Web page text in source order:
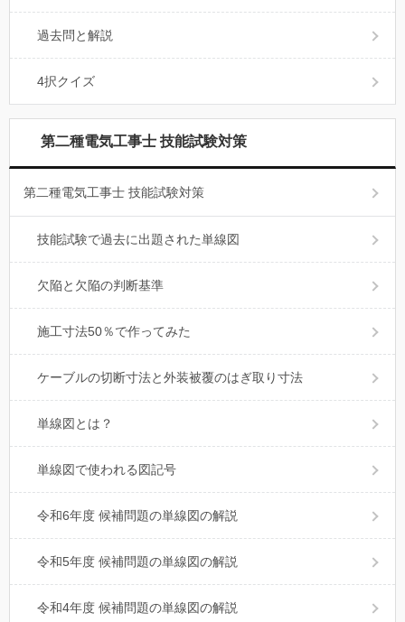
過去問と解説
4択クイズ
第二種電気工事士 技能試験対策
第二種電気工事士 技能試験対策
技能試験で過去に出題された単線図
欠陥と欠陥の判断基準
施工寸法50％で作ってみた
ケーブルの切断寸法と外装被覆のはぎ取り寸法
単線図とは？
単線図で使われる図記号
令和6年度 候補問題の単線図の解説
令和5年度 候補問題の単線図の解説
令和4年度 候補問題の単線図の解説